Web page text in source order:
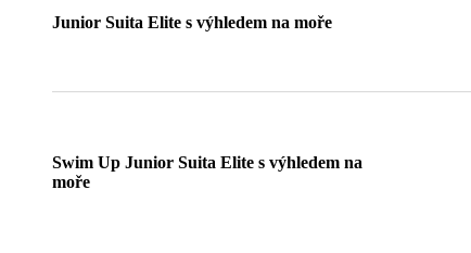
Junior Suita Elite s výhledem na moře
Swim Up Junior Suita Elite s výhledem na
moře